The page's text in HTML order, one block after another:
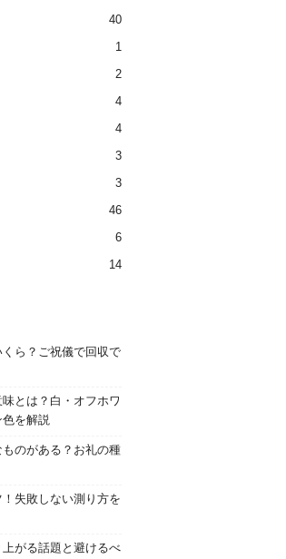
40
1
2
4
4
3
3
46
6
14
ら？ご祝儀で回収で
とは？白・オフホワ
を解説
のがある？お礼の種
失敗しない測り方を
がる話題と避けるべ